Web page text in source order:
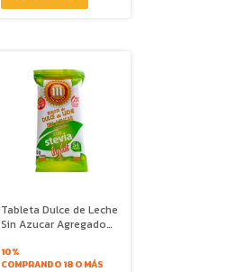
Tableta Dulce de Leche
Sin Azucar Agregado
Doña Magdalena
10%
COMPRANDO 18 O MÁS